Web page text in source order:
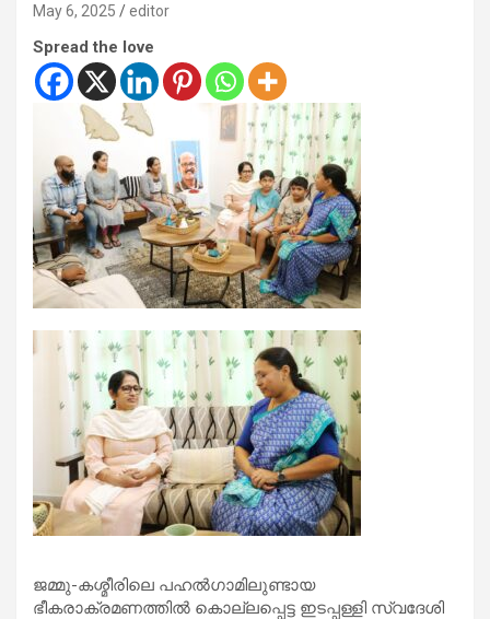
May 6, 2025 editor
Spread the love
ജമ്മു-കശ്മീരിലെ പഹല്‍ഗാമിലുണ്ടായ
ഭീകരാക്രമണത്തില്‍ കൊല്ലപ്പെട്ട ഇടപ്പള്ളി സ്വദേശി